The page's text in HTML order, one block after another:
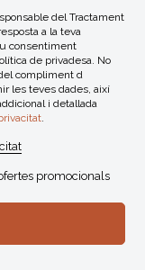
del Tractament
a la teva
consentiment
de privadesa. No
compliment d
les teves dades, així
i detallada
.
promocionals